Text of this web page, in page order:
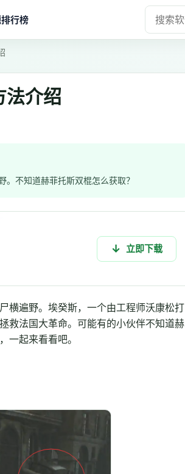
排行榜
法介绍
不知道赫菲托斯双棍怎么获取？
立即下载
横遍野。埃癸斯，一个由工程师沃康松打
救法国大革命。可能有的小伙伴不知道赫
一起来看看吧。